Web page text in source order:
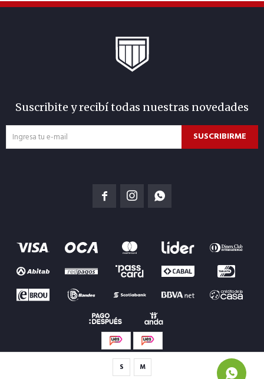
S M
Suscribite y recibí todas nuestras novedades
SUSCRIBIRME
  